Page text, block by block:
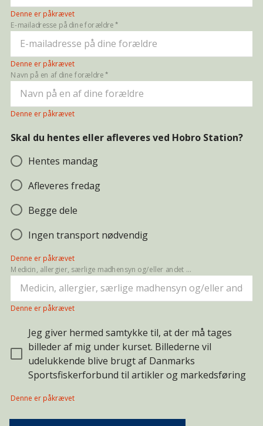
Denne er påkrævet
E-mailadresse på dine forældre
Denne er påkrævet
Navn på en af dine forældre
Denne er påkrævet
Skal du hentes eller afleveres ved Hobro Station?
Hentes mandag
Afleveres fredag
Begge dele
Ingen transport nødvendig
Denne er påkrævet
Medicin, allergier, særlige madhensyn og/eller andet vi skal vide?
Denne er påkrævet
Jeg giver hermed samtykke til, at der må tages
billeder af mig under kurset. Billederne vil
udelukkende blive brugt af Danmarks
Sportsfiskerforbund til artikler og markedsføring
Denne er påkrævet